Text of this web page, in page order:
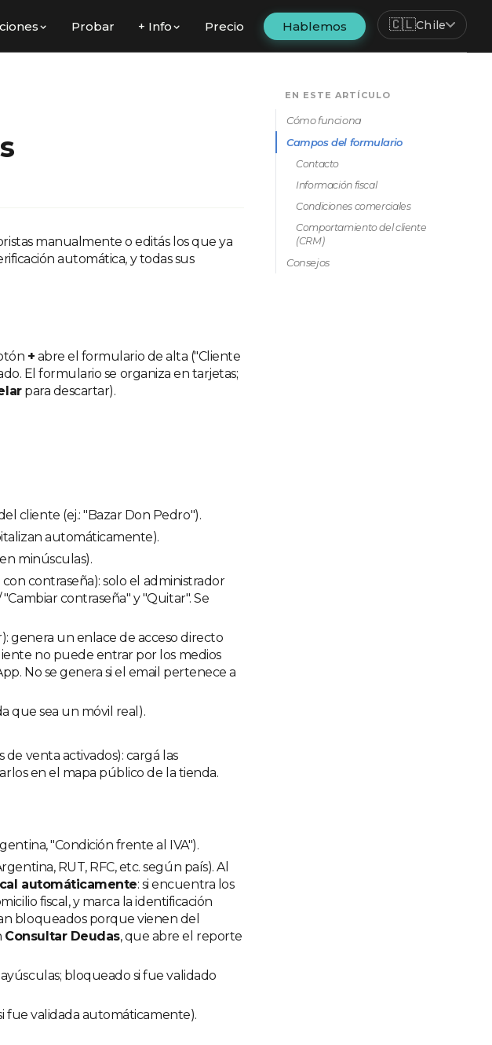
Probar + Info Precio Hablemos 🇨🇱Chile
manualmente o editás los que ya
automática, y todas sus
+ abre el formulario de alta ("Cliente
El formulario se organiza en tarjetas;
para descartar).
cliente (ej.: "Bazar Don Pedro").
automáticamente).
minúsculas).
contraseña): solo el administrador
contraseña" y "Quitar". Se
genera un enlace de acceso directo
no puede entrar por los medios
No se genera si el email pertenece a
que sea un móvil real).
venta activados): cargá las
en el mapa público de la tienda.
"Condición frente al IVA").
RUT, RFC, etc. según país). Al
automáticamente: si encuentra los
fiscal, y marca la identificación
bloqueados porque vienen del
Consultar Deudas, que abre el reporte
bloqueado si fue validado
fue validada automáticamente).
EN ESTE ARTÍCULO
Cómo funciona
Campos del formulario
Contacto
Información fiscal
Condiciones comerciales
Comportamiento del cliente
(CRM)
Consejos